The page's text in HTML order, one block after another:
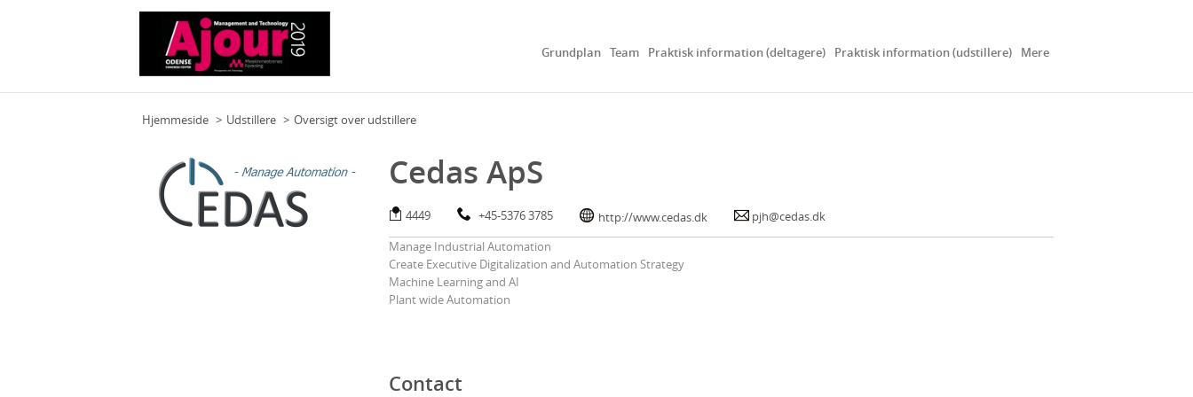
Grundplan Team Praktisk information (deltagere) Praktisk information (udstillere) Mere
Hjemmeside Udstillere Oversigt over udstillere
Cedas ApS
4449 +45-5376 3785 http://www.cedas.dk
pjh@cedas.dk
Manage Industrial Automation
Create Executive Digitalization and Automation Strategy
Machine Learning and AI
Plant wide Automation
Contact